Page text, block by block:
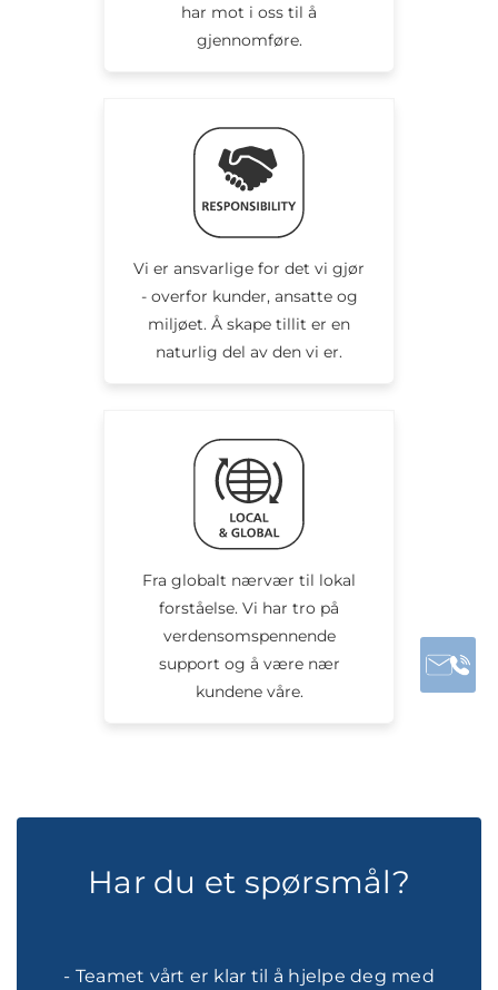
har mot i oss til å
gjennomføre.
Vi er ansvarlige for det vi gjør
- overfor kunder, ansatte og
miljøet. Å skape tillit er en
naturlig del av den vi er.
Fra globalt nærvær til lokal
forståelse. Vi har tro på
verdensomspennende
support og å være nær
kundene våre.
Har du et spørsmål?
- Teamet vårt er klar til å hjelpe deg med